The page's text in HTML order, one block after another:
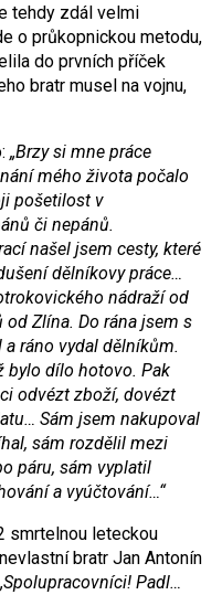
tehdy zdál velmi
o průkopnickou metodu,
do prvních příček
bratr musel na vojnu,
„Brzy si mne práce
mého života počalo
pošetilost v
či nepánů.
našel jsem cesty, které
dělníkovy práce…
nádraží od
Zlína. Do rána jsem s
ráno vydal dělníkům.
bylo dílo hotovo. Pak
odvézt zboží, dovézt
Sám jsem nakupoval
hal, sám rozdělil mezi
páru, sám vyplatil
a vyúčtování…“
smrtelnou leteckou
bratr Jan Antonín
Padl…